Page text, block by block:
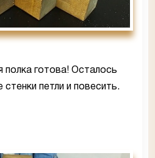
полка готова! Осталось
стенки петли и повесить.